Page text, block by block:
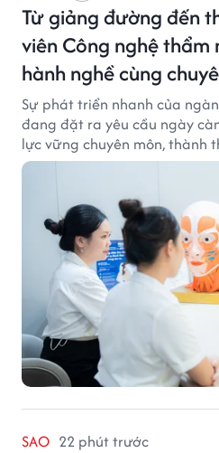
Từ giảng đường đến
viên Công nghệ thẩm
hành nghề cùng
Sự phát triển nhanh của
đang đặt ra yêu cầu ngày
lực vững chuyên môn, thành
ứng với công nghệ hiện đại.
SAO 22 phút trước